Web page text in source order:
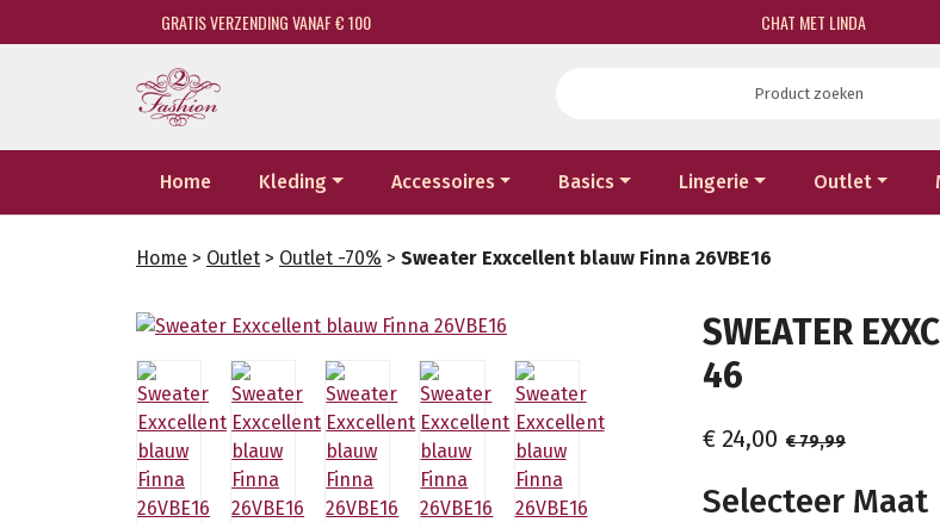
GRATIS VERZENDING VANAF € 100 CHAT MET LINDA
Home Kleding Accessoires Basics Lingerie Outlet
Home > Outlet > Outlet -70% > Sweater Exxcellent blauw Finna 26VBE16
SWEATER
46
€ 24,00 € 79,99
Selecteer Maat